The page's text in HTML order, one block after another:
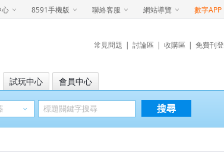
心 8591手機版 聯絡客服 網站導覽 數字APP
常見問題 | 討論區 | 收購區 | 免費刊
試玩中心 會員中心
搜尋